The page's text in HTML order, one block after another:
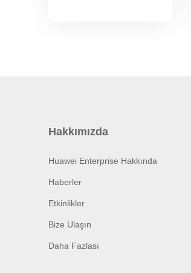
Hakkımızda
Huawei Enterprise Hakkında
Haberler
Etkinlikler
Bize Ulaşın
Daha Fazlası